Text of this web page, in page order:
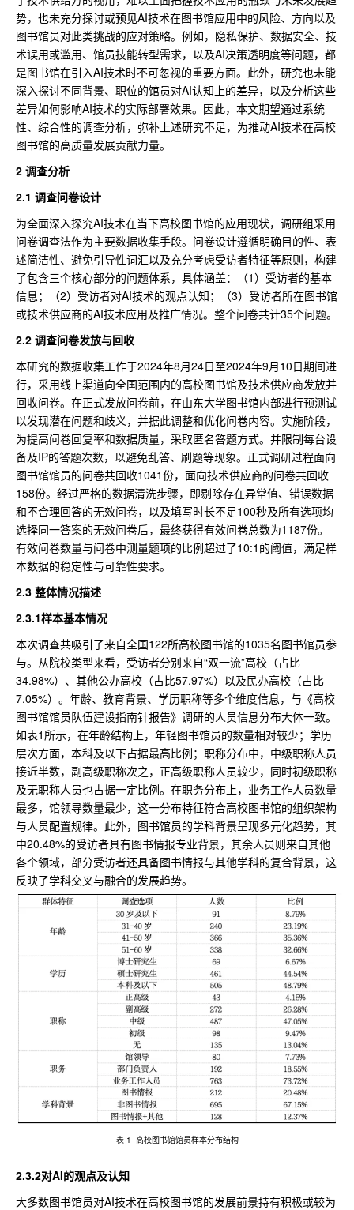
势，也未充分探讨或预见AI技术在图书馆应用中的风险、方向以及
图书馆员对此类挑战的应对策略。例如，隐私保护、数据安全、技
术误用或滥用、馆员技能转型需求，以及AI决策透明度等问题，都
是图书馆在引入AI技术时不可忽视的重要方面。此外，研究也未能
深入探讨不同背景、职位的馆员对AI认知上的差异，以及分析这些
差异如何影响AI技术的实际部署效果。因此，本文期望通过系统
性、综合性的调查分析，弥补上述研究不足，为推动AI技术在高校
图书馆的高质量发展贡献力量。
2 调查分析
2.1 调查问卷设计
为全面深入探究AI技术在当下高校图书馆的应用现状，调研组采用
问卷调查法作为主要数据收集手段。问卷设计遵循明确目的性、表
述简洁性、避免引导性词汇以及充分考虑受访者特征等原则，构建
了包含三个核心部分的问题体系，具体涵盖：（1）受访者的基本
信息；（2）受访者对AI技术的观点认知；（3）受访者所在图书馆
或技术供应商的AI技术应用及推广情况。整个问卷共计35个问题。
2.2 调查问卷发放与回收
本研究的数据收集工作于2024年8月24日至2024年9月10日期间进
行，采用线上渠道向全国范围内的高校图书馆及技术供应商发放并
回收问卷。在正式发放问卷前，在山东大学图书馆内部进行预测试
以发现潜在问题和歧义，并据此调整和优化问卷内容。实施阶段，
为提高问卷回复率和数据质量，采取匿名答题方式。并限制每台设
备及IP的答题次数，以避免乱答、刷题等现象。正式调研过程面向
图书馆馆员的问卷共回收1041份，面向技术供应商的问卷共回收
158份。经过严格的数据清洗步骤，即剔除存在异常值、错误数据
和不合理回答的无效问卷，以及填写时长不足100秒及所有选项均
选择同一答案的无效问卷后，最终获得有效问卷总数为1187份。
有效问卷数量与问卷中测量题项的比例超过了10:1的阈值，满足样
本数据的稳定性与可靠性要求。
2.3 整体情况描述
2.3.1样本基本情况
本次调查共吸引了来自全国122所高校图书馆的1035名图书馆员参
与。从院校类型来看，受访者分别来自“双一流”高校（占比
34.98%）、其他公办高校（占比57.97%）以及民办高校（占比
7.05%）。年龄、教育背景、学历职称等多个维度信息，与《高校
图书馆馆员队伍建设指南针报告》调研的人员信息分布大体一致。
如表1所示，在年龄结构上，年轻图书馆员的数量相对较少；学历
层次方面，本科及以下占据最高比例；职称分布中，中级职称人员
接近半数，副高级职称次之，正高级职称人员较少，同时初级职称
及无职称人员也占据一定比例。在职务分布上，业务工作人员数量
最多，馆领导数量最少，这一分布特征符合高校图书馆的组织架构
与人员配置规律。此外，图书馆员的学科背景呈现多元化趋势，其
中20.48%的受访者具有图书情报专业背景，其余人员则来自其他
各个领域，部分受访者还具备图书情报与其他学科的复合背景，这
反映了学科交叉与融合的发展趋势。
表 1 高校图书馆馆员样本分布结构
2.3.2对AI的观点及认知
大多数图书馆员对AI技术在高校图书馆的发展前景持有积极或较为